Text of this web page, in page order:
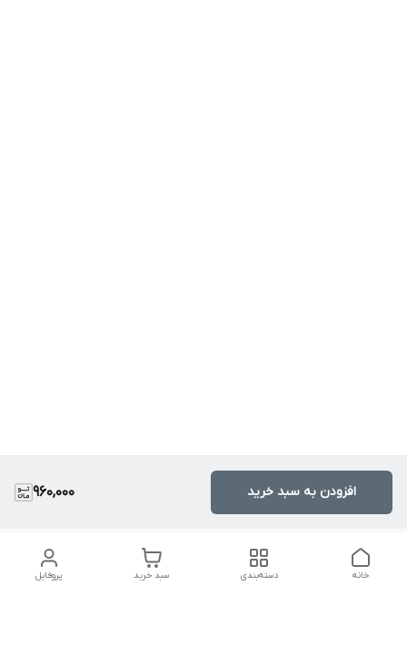
960,000 افزودن به سبد خرید
پروفایل سبد خرید دسته‌بندی خانه